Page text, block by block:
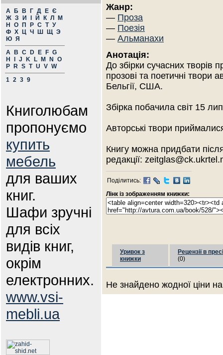
А Б В Г Д Е Є
Ж З И Й К Л
М
Н
О П Р С Т У
Ф Х Ц Ч Ш Щ Э
Ю Я
A
B C D E F G
H
J K L M N
O
P
R S T U V W
1 2 3 9
Книголюбам
пропонуємо
купить
мебель
для ваших
книг.
Шафи зручні
для всіх
видів книг,
окрім
електронних.
www.vsi-
mebli.ua
Жанр:
— Проза
— Поезія
— Альманахи
Анотація:
До збірки сучасних творів
прозові та поетичні твори
Бельгії, США.
Збірка побачила світ 15
Авторські твори
Книгу можна придбати
редакції:
Поділитись:
Лінк із зображенням книжки:
Уривок з
книжки
Рецензії в пресі
(0)
Не знайдено жодної ціни